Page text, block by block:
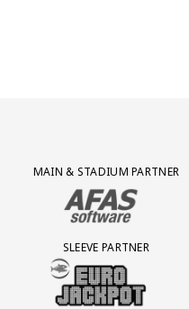
Partner Logos Grid
MAIN & STADIUM PARTNER
BEZOEK ONZE MAIN &
SLEEVE PARTNER
BEZOEK ONZE SLEEVE PARTNER